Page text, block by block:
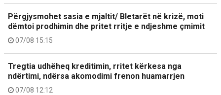
Përgjysmohet sasia e mjaltit/ Bletarët në krizë, moti
dëmtoi prodhimin dhe pritet rritje e ndjeshme çmimit
07/08 15:15
Tregtia udhëheq kreditimin, rritet kërkesa nga
ndërtimi, ndërsa akomodimi frenon huamarrjen
07/08 12:12